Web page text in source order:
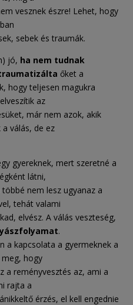
vesznek észre! Lehet, hogy
sebek és traumák.
jó, ha nem tudnak
őket a
hogy teljesen magukra
az
már nem azok, akik
válás, de ez
gyereknek, mert szeretné a
látni,
nem lesz ugyanaz a
tehát valami
elvész. A válás veszteség,
.
a kapcsolata a gyermeknek a
meg, hogy
a reményvesztés az, ami a
rajta a
érzés, el kell engednie